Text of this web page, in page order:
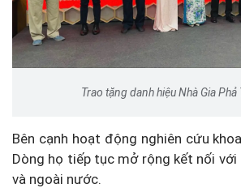
Trao tặng danh hiệu Nhà Gia Phả
Bên cạnh hoạt động nghiên cứu
Dòng họ tiếp tục mở rộng kết nối
và ngoài nước.